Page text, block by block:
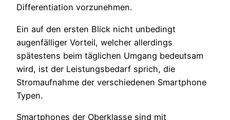
Differentiation vorzunehmen.
Ein auf den ersten Blick nicht unbedingt
augenfälliger Vorteil, welcher allerdings
spätestens beim täglichen Umgang bedeutsam
wird, ist der Leistungsbedarf sprich, die
Stromaufnahme der verschiedenen Smartphone
Typen.
Smartphones der Oberklasse sind mit